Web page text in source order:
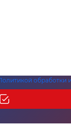
обработки